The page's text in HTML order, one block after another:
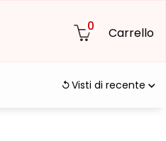
0 Carrello
Visti di recente